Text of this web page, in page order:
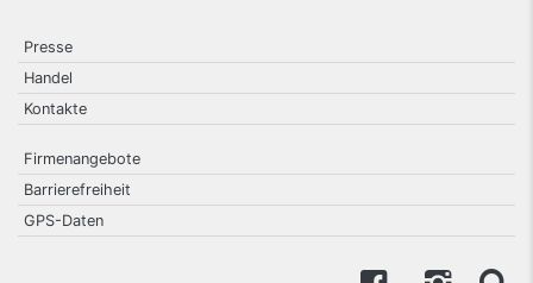
Presse
Handel
Kontakte
Firmenangebote
Barrierefreiheit
GPS-Daten